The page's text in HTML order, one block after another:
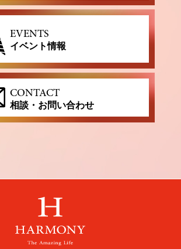
EVENTS
イベント情報
CONTACT
相談・お問い合わせ